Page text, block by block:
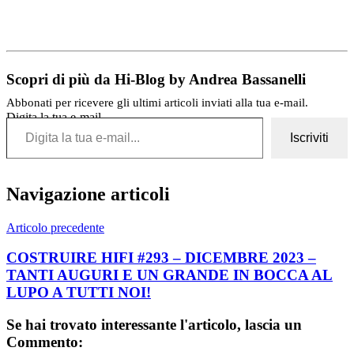
Scopri di più da Hi-Blog by Andrea Bassanelli
Abbonati per ricevere gli ultimi articoli inviati alla tua e-mail.
Digita la tua e-mail...
Iscriviti
Navigazione articoli
Articolo precedente
COSTRUIRE HIFI #293 – DICEMBRE 2023 –
TANTI AUGURI E UN GRANDE IN BOCCA AL
LUPO A TUTTI NOI!
Se hai trovato interessante l'articolo, lascia un
Commento: